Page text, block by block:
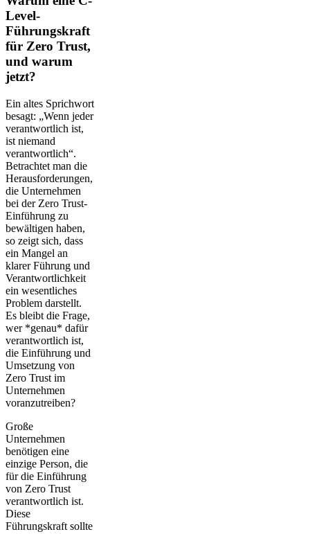
Level-
Führungskraft
für Zero Trust,
und warum
jetzt?
Ein altes Sprichwort
besagt: „Wenn jeder
verantwortlich ist,
ist niemand
verantwortlich“.
Betrachtet man die
Herausforderungen,
die Unternehmen
bei der Zero Trust-
Einführung zu
bewältigen haben,
so zeigt sich, dass
ein Mangel an
klarer Führung und
Verantwortlichkeit
ein wesentliches
Problem darstellt.
Es bleibt die Frage,
wer *genau* dafür
verantwortlich ist,
die Einführung und
Umsetzung von
Zero Trust im
Unternehmen
voranzutreiben?
Große
Unternehmen
benötigen eine
einzige Person, die
für die Einführung
von Zero Trust
verantwortlich ist.
Diese
Führungskraft sollte